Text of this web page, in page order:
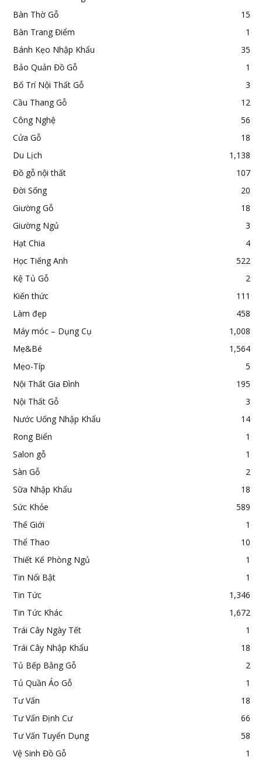
Bàn Thờ Gỗ
15
Bàn Trang Điểm
1
Bánh Kẹo Nhập Khẩu
35
Bảo Quản Đồ Gỗ
1
Bố Trí Nội Thất Gỗ
3
Cầu Thang Gỗ
12
Công Nghệ
56
Cửa Gỗ
18
Du Lịch
1,138
Đồ gỗ nội thất
107
Đời Sống
20
Giường Gỗ
18
Giường Ngủ
3
Hạt Chia
4
Học Tiếng Anh
522
Kệ Tủ Gỗ
2
Kiến thức
111
Làm đẹp
458
Máy móc – Dụng Cụ
1,008
Mẹ&Bé
1,564
Mẹo-Típ
5
Nội Thất Gia Đình
195
Nội Thất Gỗ
3
Nước Uống Nhập Khẩu
14
Rong Biển
1
Salon gỗ
1
Sàn Gỗ
2
Sữa Nhập Khẩu
18
Sức Khỏe
589
Thế Giới
1
Thể Thao
10
Thiết Kế Phòng Ngủ
1
Tin Nổi Bật
1
Tin Tức
1,346
Tin Tức Khác
1,672
Trái Cây Ngày Tết
1
Trái Cây Nhập Khẩu
18
Tủ Bếp Bằng Gỗ
2
Tủ Quần Áo Gỗ
1
Tư Vấn
18
Tư Vấn Định Cư
66
Tư Vấn Tuyển Dụng
58
Vệ Sinh Đồ Gỗ
1